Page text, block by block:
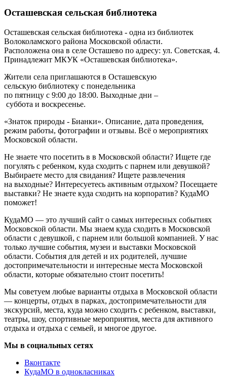
Осташевская сельская библиотека
Осташевская сельская библиотека - одна из библиотек
Волоколамского района Московской области.
Расположена она в селе Осташево по адресу: ул. Советская, 4.
Принадлежит МКУК «Осташевская библиотека».
Жители села приглашаются в Осташевскую
сельскую библиотеку с понедельника
по пятницу с 9:00 до 18:00. Выходные дни –
суббота и воскресенье.
«Знаток природы - Бианки». Описание, дата проведения,
режим работы, фотографии и отзывы. Всё о мероприятиях
Московской области.
Не знаете что посетить в в Московской области? Ищете где
погулять с ребенком, куда сходить с парнем или девушкой?
Выбираете место для свидания? Ищете развлечения
на выходные? Интересуетесь активным отдыхом? Посещаете
выставки? Не знаете куда сходить на корпоратив? КудаМО
поможет!
КудаМО — это лучший сайт о самых интересных событиях
Московской области. Мы знаем куда сходить в Московской
области с девушкой, с парнем или большой компанией. У нас
только лучшие события, музеи и выставки Московской
области. События для детей и их родителей, лучшие
достопримечательности и интересные места Московской
области, которые обязательно стоит посетить!
Мы советуем любые варианты отдыха в Московской области
— концерты, отдых в парках, достопримечательности для
экскурсий, места, куда можно сходить с ребенком, выставки,
театры, шоу, спортивные мероприятия, места для активного
отдыха и отдыха с семьей, и многое другое.
Мы в социальных сетях
Вконтакте
КудаМО в однокласниках